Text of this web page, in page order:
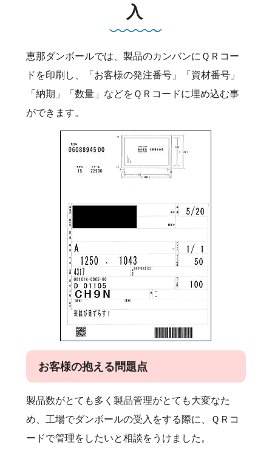
入
恵那ダンボールでは、製品のカンバンにＱＲコー
ドを印刷し、「お客様の発注番号」「資材番号」
「納期」「数量」などをＱＲコードに埋め込む事
ができます。
お客様の抱える問題点
製品数がとても多く製品管理がとても大変なた
め、工場でダンボールの受入をする際に、ＱＲコ
ードで管理をしたいと相談をうけました。